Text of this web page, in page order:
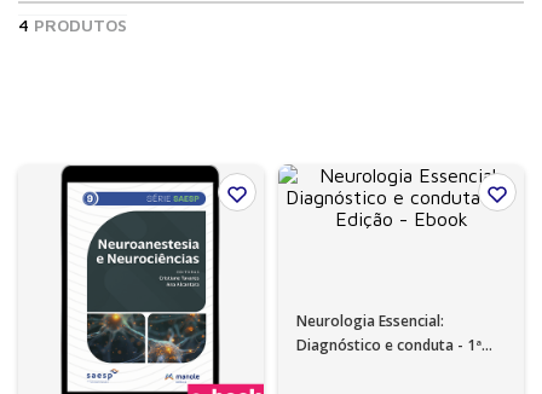
4 PRODUTOS
Neurologia Essencial:
Diagnóstico e conduta - 1ª